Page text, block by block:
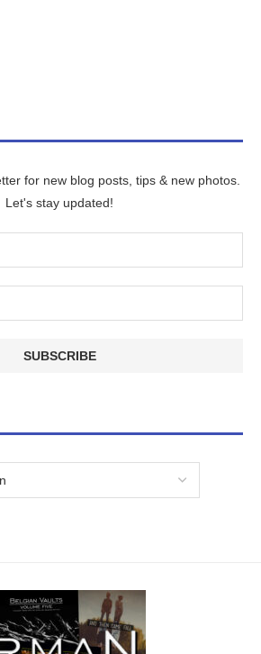
for new blog posts, tips & new photos.
Let's stay updated!